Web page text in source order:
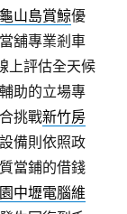
龜山島賞鯨優
舖專業剎車
上評估全天候
輔助的立場專
挑戰新竹房
備則依照政
當鋪的借錢
中壢電腦維